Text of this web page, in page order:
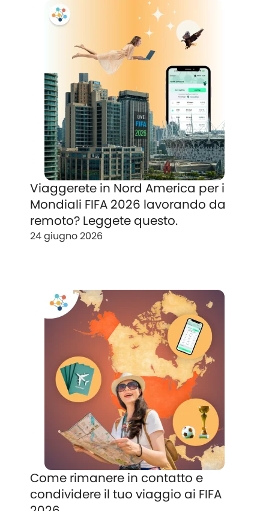
Viaggerete in Nord America per i
Mondiali FIFA 2026 lavorando da
remoto? Leggete questo.
24 giugno 2026
Come rimanere in contatto e
condividere il tuo viaggio ai FIFA